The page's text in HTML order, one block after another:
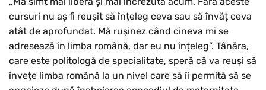
cursuri nu aș fi reușit să înțeleg ceva sau să învăț ceva
atât de aprofundat. Mă rușinez când cineva mi se
adresează în limba română, dar eu nu înțeleg”. Tânăra,
care este politologă de specialitate, speră că va reuși să
învețe limba română la un nivel care să îi permită să se